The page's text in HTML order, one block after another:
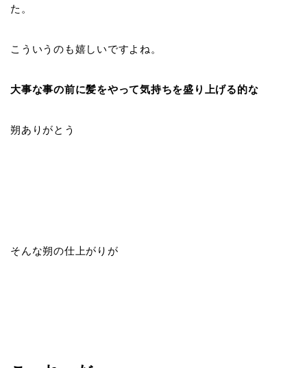
た。
こういうのも嬉しいですよね。
大事な事の前に髪をやって気持ちを盛り上げる的な
朔ありがとう
そんな朔の仕上がりが